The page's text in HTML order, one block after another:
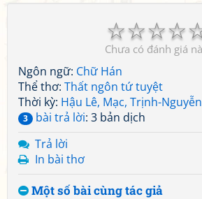
☆
☆
☆
☆
Chưa có đánh giá
Ngôn ngữ: Chữ Hán
Thể thơ: Thất ngôn tứ tuyệt
Thời kỳ: Hậu Lê, Mạc, Trịnh-Nguyễn
3 bài trả lời: 3 bản dịch
Trả lời
In bài thơ
Một số bài cùng tác giả